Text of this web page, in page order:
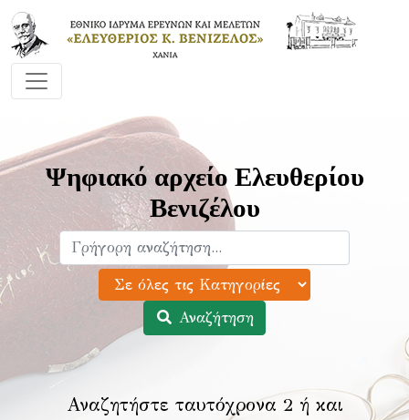
Ψηφιακό αρχείο Ελευθερίου
Βενιζέλου
Αναζήτηση
Αναζητήστε ταυτόχρονα 2 ή και